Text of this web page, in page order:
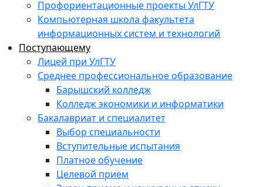
Профориентационные проекты УлГТУ
Компьютерная школа факультета
информационных систем и технологий
Поступающему
Лицей при УлГТУ
Среднее профессиональное образование
Барышский колледж
Колледж экономики и информатики
Бакалавриат и специалитет
Выбор специальности
Вступительные испытания
Платное обучение
Целевой прием